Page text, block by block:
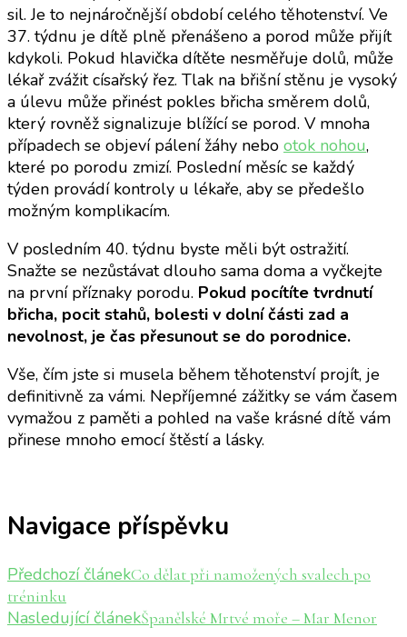
sil. Je to nejnáročnější období celého těhotenství. Ve
37. týdnu je dítě plně přenášeno a porod může přijít
kdykoli. Pokud hlavička dítěte nesměřuje dolů, může
lékař zvážit císařský řez. Tlak na břišní stěnu je vysoký
a úlevu může přinést pokles břicha směrem dolů,
který rovněž signalizuje blížící se porod. V mnoha
případech se objeví pálení žáhy nebo otok nohou,
které po porodu zmizí. Poslední měsíc se každý
týden provádí kontroly u lékaře, aby se předešlo
možným komplikacím.
V posledním 40. týdnu byste měli být ostražití.
Snažte se nezůstávat dlouho sama doma a vyčkejte
na první příznaky porodu. Pokud pocítíte tvrdnutí
břicha, pocit stahů, bolesti v dolní části zad a
nevolnost, je čas přesunout se do porodnice.
Vše, čím jste si musela během těhotenství projít, je
definitivně za vámi. Nepříjemné zážitky se vám časem
vymažou z paměti a pohled na vaše krásné dítě vám
přinese mnoho emocí štěstí a lásky.
Navigace příspěvku
Předchozí článekCo dělat při namožených svalech po
tréninku
Nasledující článekŠpanělské Mrtvé moře – Mar Menor